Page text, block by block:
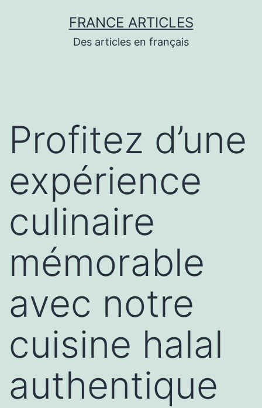
FRANCE ARTICLES
Des articles en français
Profitez d’une
expérience
culinaire
mémorable
avec notre
cuisine halal
authentique